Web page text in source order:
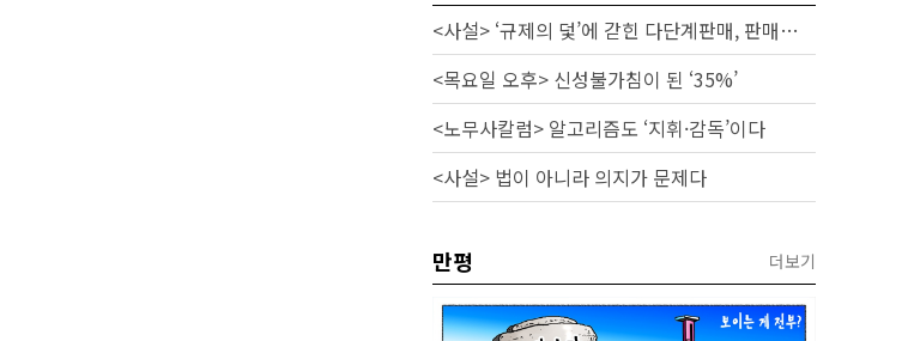
<사설> ‘규제의 덫’에 갇힌 다단계판매, 판매원 보호 시급하다
<목요일 오후> 신성불가침이 된 ‘35%’
<노무사칼럼> 알고리즘도 ‘지휘·감독’이다
<사설> 법이 아니라 의지가 문제다
만평 더보기